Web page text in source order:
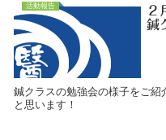
活動報告
２
鍼
鍼クラスの勉強会の様子をご
と思います！